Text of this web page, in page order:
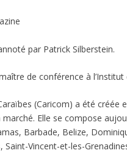
par Patrick Silberstein.
de conférence à l’Institut
(Caricom) a été créée
Elle se compose
Barbade, Belize,
Saint-Vincent-et-les-